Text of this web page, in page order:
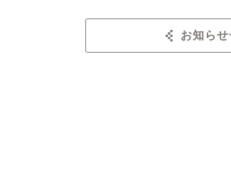
お知ら